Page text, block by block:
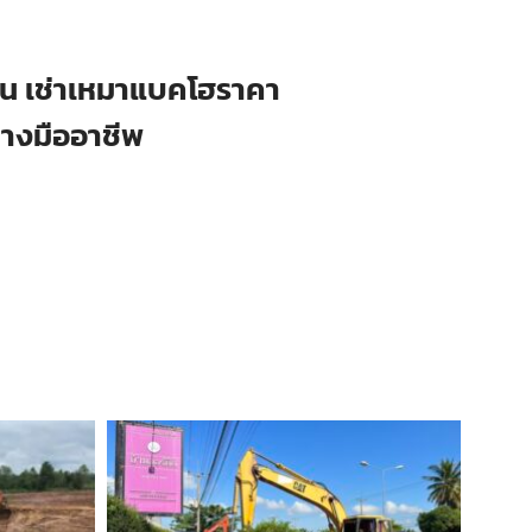
เช่าเหมาแบคโฮราคา
งมืออาชีพ